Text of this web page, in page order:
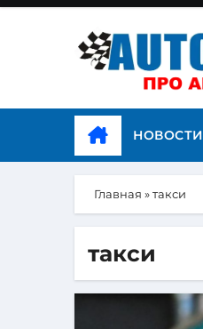
НОВОСТИ
Главная »такси
такси